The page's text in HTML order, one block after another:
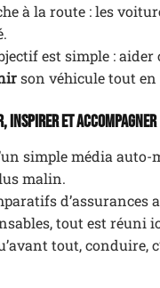
à la route : les
est simple :
son véhicule tout
inspirer et accompagner
simple média
malin.
d’assurances
tout est réuni
tout, conduire,